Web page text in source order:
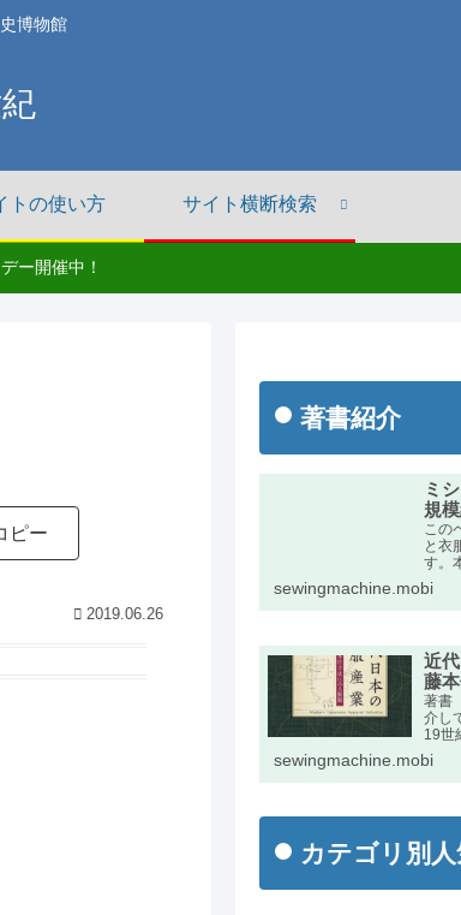
博物館
トの使い方 サイト横断検索
ー開催中！
ピー
2019.06.26
著書紹介
ミ
規
この
と衣
す。
お
え、
べた
sewingmachine.mobi
近
藤
著書
介し
19世
ま
市の
代日
しく
sewingmachine.mobi
カテゴリ別